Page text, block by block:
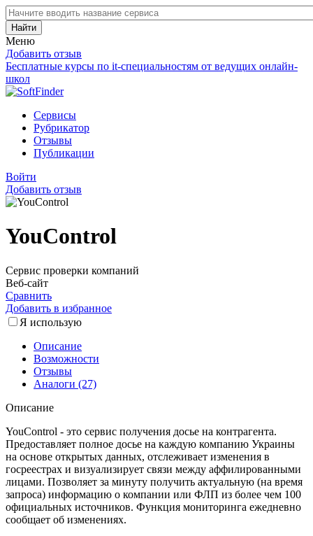
Найти
Меню
Добавить отзыв
Бесплатные курсы по it-специальностям от ведущих онлайн-
школ
Сервисы
Рубрикатор
Отзывы
Публикации
Войти
Добавить отзыв
YouControl
Сервис проверки компаний
Веб-сайт
Сравнить
Добавить в избранное
Я использую
Описание
Возможности
Отзывы
Аналоги (27)
Описание
YouControl - это сервис получения досье на контрагента.
Предоставляет полное досье на каждую компанию Украины
на основе открытых данных, отслеживает изменения в
госреестрах и визуализирует связи между аффилированными
лицами. Позволяет за минуту получить актуальную (на время
запроса) информацию о компании или ФЛП из более чем 100
официальных источников. Функция мониторинга ежедневно
сообщает об изменениях.